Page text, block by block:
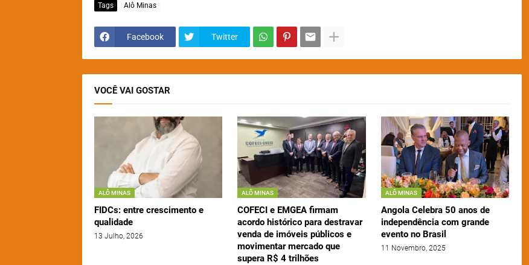
Tags Alô Minas
Facebook Twitter
VOCÊ VAI GOSTAR
ALÔ MINAS
FIDCs: entre crescimento e
qualidade
13 Julho, 2026
ALÔ MINAS
COFECI e EMGEA firmam
acordo histórico para destravar
venda de imóveis públicos e
movimentar mercado que
supera R$ 4 trilhões
ALÔ MINAS
Angola Celebra 50 anos de
independência com grande
evento no Brasil
11 Novembro, 2025